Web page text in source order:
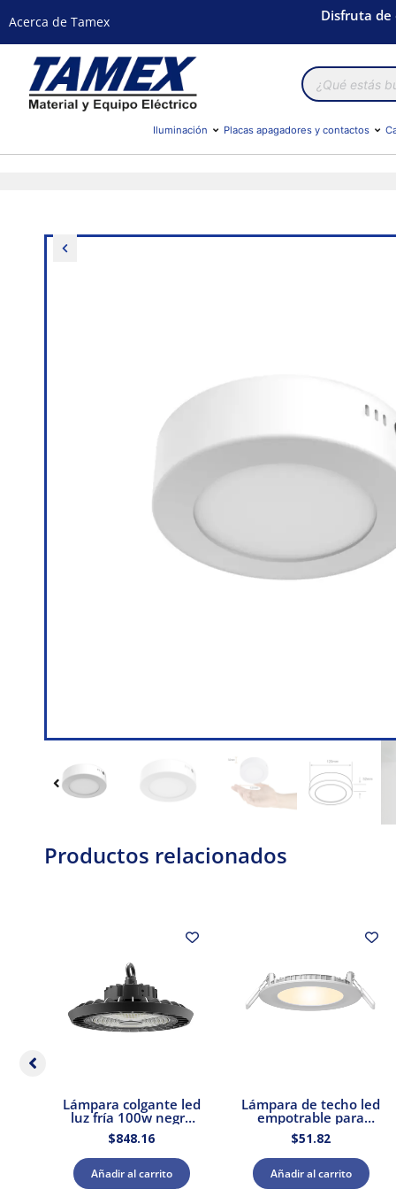
Acerca de Tamex Disfruta de
Búsqueda
de
productos
Iluminación Placas apagadores y contactos
Productos relacionados
Lámpara colgante led
luz fría 100w negro
Tecnolite
$848.16
Añadir al carrito
Lámpara de techo led
empotrable para
interior luz cálida 9w
Tecnolite
$51.82
Añadir al carrito